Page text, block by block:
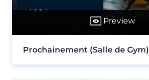
Preview
Prochainement (Salle de Gym)